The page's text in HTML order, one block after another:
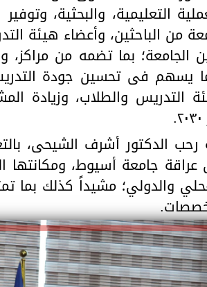
التعليمية، والبحثية،
من الباحثين، وأعضاء هيئة
الجامعة؛ بما تضمه من مراكز،
يسهم فى تحسين جودة
التدريس والطلاب، وزيادة
الدكتور أشرف الشيحى،
جامعة أسيوط، ومكانتها
والدولي؛ مشيداً كذلك بما